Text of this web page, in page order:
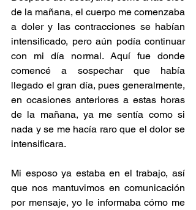
de la mañana, el cuerpo me comenzaba
a doler y las contracciones se habían
intensificado, pero aún podía continuar
con mi día normal. Aquí fue donde
comencé a sospechar que había
llegado el gran día, pues generalmente,
en ocasiones anteriores a estas horas
de la mañana, ya me sentía como si
nada y se me hacía raro que el dolor se
intensificara.
Mi esposo ya estaba en el trabajo, así
que nos mantuvimos en comunicación
por mensaje, yo le informaba cómo me